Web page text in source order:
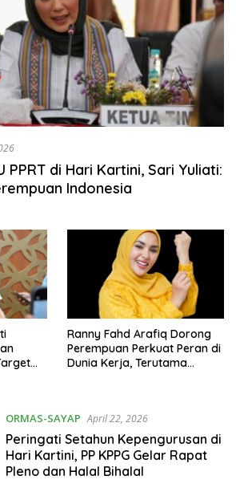
PPRT di Hari Kartini, Sari Yuliati:
Indonesia
Ranny Fahd Arafiq Dorong
Perempuan Perkuat Peran di
Dunia Kerja, Terutama
ORMAS-SAYAP April 22, 2026
Peringati Setahun Kepengurusan di
Hari Kartini, PP KPPG Gelar Rapat
Pleno dan Halal Bihalal